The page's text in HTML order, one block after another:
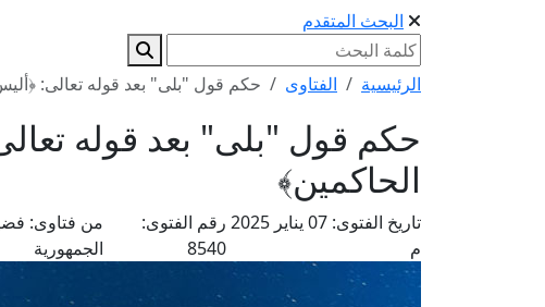
البحث المتقدم
الرئيسية الفتاوى حكم قول "بلى" بعد قوله تعالى:
حكم قول "بلى" بعد قوله
الحاكمين﴾
تاريخ الفتوى:
07 يناير 2025
م
رقم الفتوى:
8540
من فتاوى:
الجمهورية